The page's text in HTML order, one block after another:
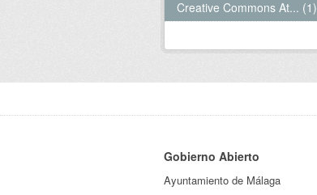
Creative Commons At... (1)
Gobierno Abierto
Ayuntamiento de Málaga